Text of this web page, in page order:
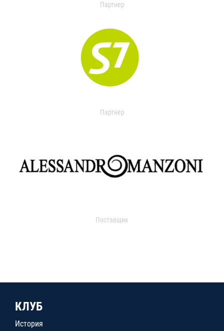
Партнер
Партнер
Поставщик
КЛУБ
История